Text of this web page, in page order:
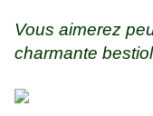
Vous aimerez
charmante